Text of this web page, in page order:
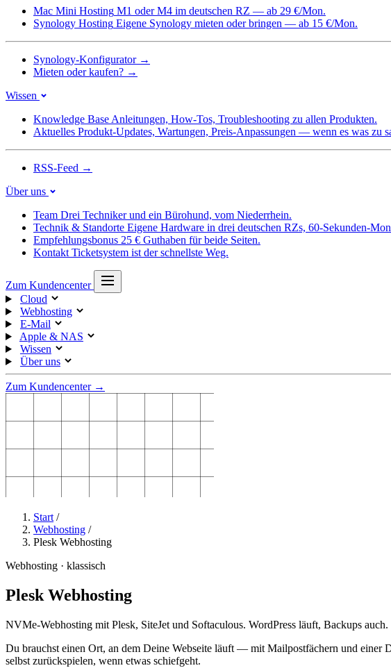
Mac Mini Hosting M1 oder M4 im deutschen RZ — ab 29 €/Mon.
Synology Hosting Eigene Synology mieten oder bringen — ab 15 €/Mon.
Synology-Konfigurator →
Mieten oder kaufen? →
Wissen
Knowledge Base Anleitungen, How-Tos, Troubleshooting zu allen Produkten.
Aktuelles Produkt-Updates, Wartungen, Preis-Anpassungen — wenn es was zu
RSS-Feed →
Über uns
Team Drei Techniker und ein Bürohund, vom Niederrhein.
Technik & Standorte Eigene Hardware in drei deutschen RZs, 60-Sekunden-
Empfehlungsbonus 25 € Guthaben für beide Seiten.
Kontakt Ticketsystem ist der schnellste Weg.
Zum Kundencenter
Cloud
Webhosting
E-Mail
Apple & NAS
Wissen
Über uns
Zum Kundencenter →
Start /
Webhosting /
Plesk Webhosting
Webhosting · klassisch
Plesk Webhosting
NVMe-Webhosting mit Plesk, SiteJet und Softaculous. WordPress läuft, Backups auch.
Du brauchst einen Ort, an dem Deine Webseite läuft — mit Mailpostfächern und
selbst zurückspielen, wenn etwas schiefgeht.